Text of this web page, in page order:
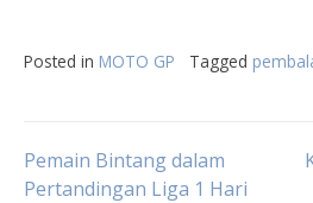
Posted in MOTO GP Tagged
Post
Pemain Bintang dalam
Pertandingan Liga 1 Hari